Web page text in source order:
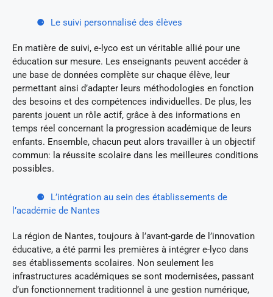
Le suivi personnalisé des élèves
En matière de suivi, e-lyco est un véritable allié pour une
éducation sur mesure. Les enseignants peuvent accéder à
une base de données complète sur chaque élève, leur
permettant ainsi d’adapter leurs méthodologies en fonction
des besoins et des compétences individuelles. De plus, les
parents jouent un rôle actif, grâce à des informations en
temps réel concernant la progression académique de leurs
enfants. Ensemble, chacun peut alors travailler à un objectif
commun: la réussite scolaire dans les meilleures conditions
possibles.
L’intégration au sein des établissements de
l’académie de Nantes
La région de Nantes, toujours à l’avant-garde de l’innovation
éducative, a été parmi les premières à intégrer e-lyco dans
ses établissements scolaires. Non seulement les
infrastructures académiques se sont modernisées, passant
d’un fonctionnement traditionnel à une gestion numérique,